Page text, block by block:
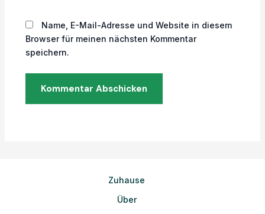
Name, E-Mail-Adresse und Website in diesem
Browser für meinen nächsten Kommentar
speichern.
Zuhause
Über